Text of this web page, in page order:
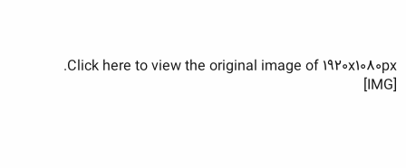
Click here to view the original image of 1920x1080px.
[IMG]